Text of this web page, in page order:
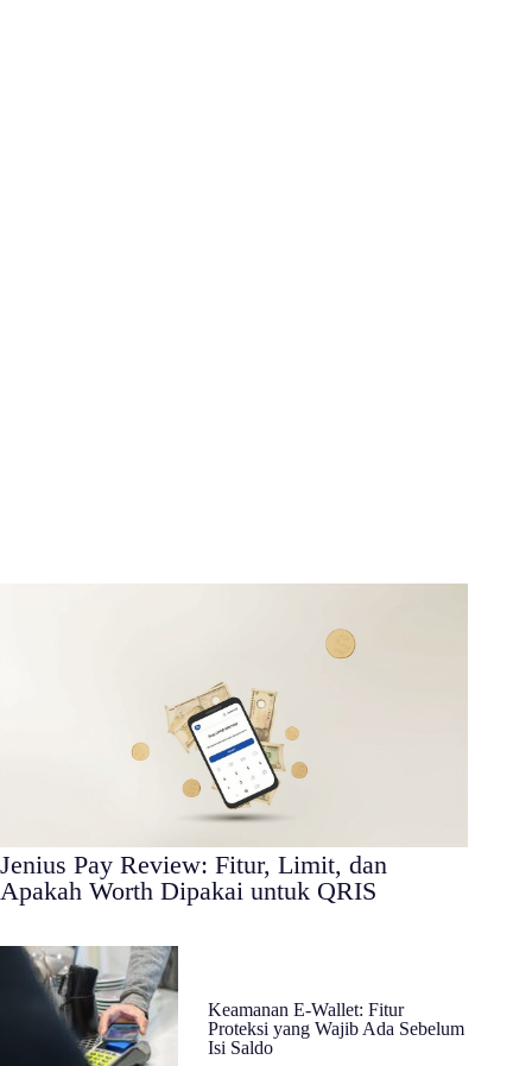
Jenius Pay Review: Fitur, Limit, dan
Apakah Worth Dipakai untuk QRIS
Keamanan E-Wallet: Fitur
Proteksi yang Wajib Ada Sebelum
Isi Saldo